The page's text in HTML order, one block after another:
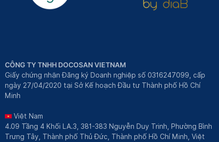
CÔNG TY TNHH DOCOSAN VIETNAM
Giấy chứng nhận Đăng ký Doanh nghiệp số 0316247099, cấp
ngày 27/04/2020 tại Sở Kế hoạch Đầu tư Thành phố Hồ Chí
Minh
Việt Nam
4.09 Tầng 4 Khối LA.3, 381-383 Nguyễn Duy Trinh, Phường Bình
Trưng Tây, Thành phố Thủ Đức, Thành phố Hồ Chí Minh, Việt